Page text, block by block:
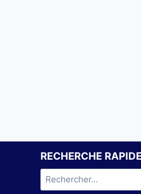
RECHERCHE RAPIDE